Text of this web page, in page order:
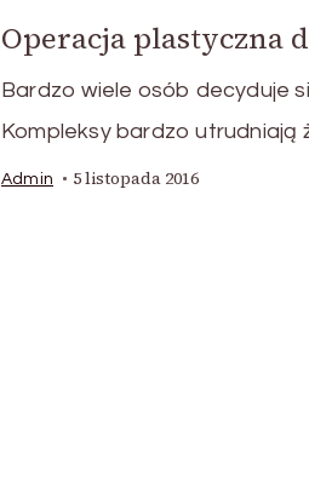
Operacja plastyczna
Bardzo wiele osób decyduje
Kompleksy bardzo utrudniają
Admin 5 listopada 2016